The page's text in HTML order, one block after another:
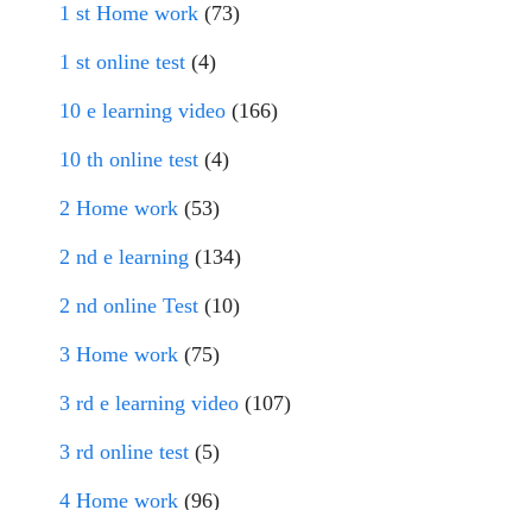
1 st Home work (73)
1 st online test (4)
10 e learning video (166)
10 th online test (4)
2 Home work (53)
2 nd e learning (134)
2 nd online Test (10)
3 Home work (75)
3 rd e learning video (107)
3 rd online test (5)
4 Home work (96)